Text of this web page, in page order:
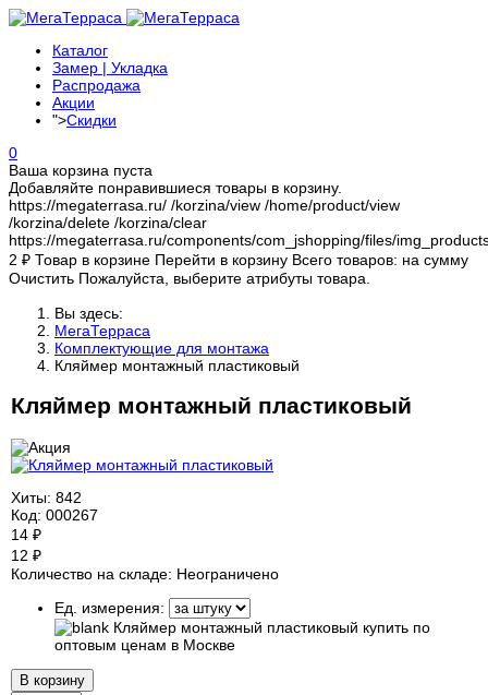
Каталог
Замер | Укладка
Распродажа
Акции
">Скидки
0
Ваша корзина пуста
Добавляйте понравившиеся товары в корзину.
https://megaterrasa.ru/ /korzina/view /home/product/view
/korzina/delete /korzina/clear
https://megaterrasa.ru/components/com_jshopping/files/
2 ₽ Товар в корзине Перейти в корзину Всего товаров: на сумму
Очистить Пожалуйста, выберите атрибуты товара.
Вы здесь:
МегаТерраса
Комплектующие для монтажа
Кляймер монтажный пластиковый
Кляймер монтажный пластиковый
Хиты: 842
Код: 000267
14 ₽
12 ₽
Количество на складе: Неограничено
Ед. измерения: